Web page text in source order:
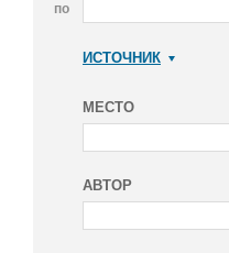
по
ИСТОЧНИК
МЕСТО
АВТОР